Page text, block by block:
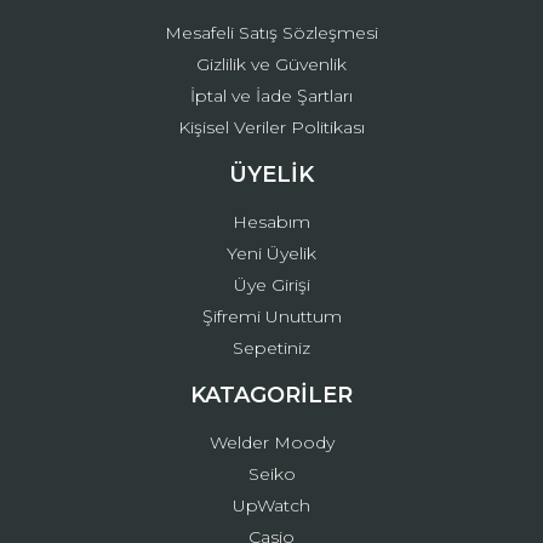
Mesafeli Satış Sözleşmesi
Gizlilik ve Güvenlik
İptal ve İade Şartları
Kişisel Veriler Politikası
ÜYELİK
Hesabım
Yeni Üyelik
Üye Girişi
Şifremi Unuttum
Sepetiniz
KATAGORİLER
Welder Moody
Seiko
UpWatch
Casio